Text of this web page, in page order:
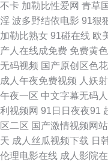
音先锋理论片 www91n国产
韩A片 国产免费淫妻 成人网
社在线 色四房夜天 久久超
91科阴 亚洲午夜AV电影 日
拍福利97超 欧美日韩三级成
不卡 加勒比性爱网 青草
淫 波多野结依电影 91狠
加勒比熟女 91碰在线 欧
产人在线成免费 免费黄
无码视频 国产原创区色
成人午夜免费视频 人妖
午夜一区 中文字幕无码
利视频网 91日日夜夜91
区二区 国产激情视频网站
天 成人丝瓜视频下载 日
伦理电影在线 成人影院